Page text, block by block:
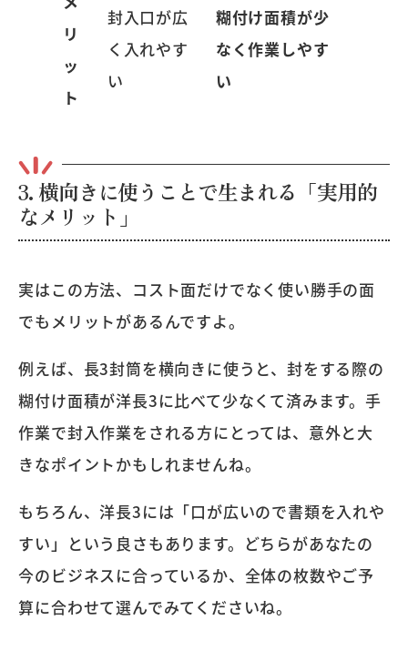
リ
ッ
ト
封入口が広
く入れやす
い
糊付け面積が少
なく作業しやす
い
3. 横向きに使うことで生まれる「実用的
なメリット」
実はこの方法、コスト面だけでなく使い勝手の面
でもメリットがあるんですよ。
例えば、長3封筒を横向きに使うと、封をする際の
糊付け面積が洋長3に比べて少なくて済みます。手
作業で封入作業をされる方にとっては、意外と大
きなポイントかもしれませんね。
もちろん、洋長3には「口が広いので書類を入れや
すい」という良さもあります。どちらがあなたの
今のビジネスに合っているか、全体の枚数やご予
算に合わせて選んでみてくださいね。